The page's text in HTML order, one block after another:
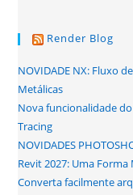
Render Blog
NOVIDADE NX: Fluxo
Metálicas
Nova funcionalidade do
Tracing
NOVIDADES
Revit 2027: Uma
Converta facilmente